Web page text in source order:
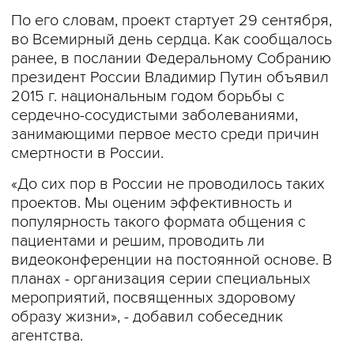
По его словам, проект стартует 29 сентября,
во Всемирный день сердца. Как сообщалось
ранее, в послании Федеральному Собранию
президент России Владимир Путин объявил
2015 г. национальным годом борьбы с
сердечно-сосудистыми заболеваниями,
занимающими первое место среди причин
смертности в России.
«До сих пор в России не проводилось таких
проектов. Мы оценим эффективность и
популярность такого формата общения с
пациентами и решим, проводить ли
видеоконференции на постоянной основе. В
планах - организация серии специальных
мероприятий, посвященных здоровому
образу жизни», - добавил собеседник
агентства.